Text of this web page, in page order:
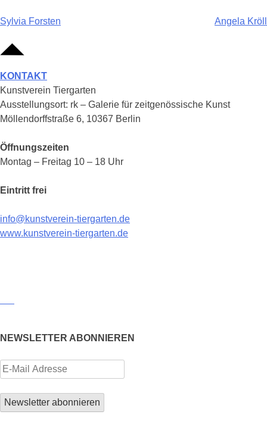
Beitragsnavigation
Sylvia Forsten Angela Kröll
KONTAKT
Kunstverein Tiergarten
Ausstellungsort: rk – Galerie für zeitgenössische Kunst
Möllendorffstraße 6, 10367 Berlin
Öffnungszeiten
Montag – Freitag 10 – 18 Uhr
Eintritt frei
info@kunstverein-tiergarten.de
www.kunstverein-tiergarten.de
NEWSLETTER ABONNIEREN